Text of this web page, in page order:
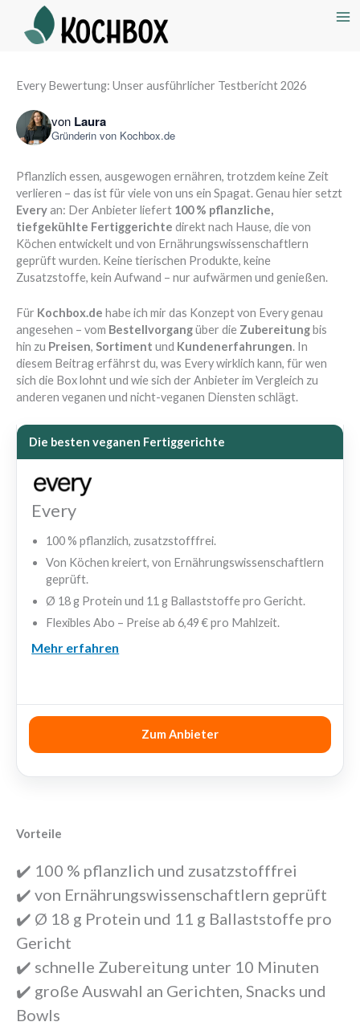
Every Bewertung: Unser ausführlicher Testbericht 2026
von Laura
Gründerin von Kochbox.de
Pflanzlich essen, ausgewogen ernähren, trotzdem keine Zeit
verlieren – das ist für viele von uns ein Spagat. Genau hier setzt
Everyan: Der Anbieter liefert 100 % pflanzliche,
tiefgekühlte Fertiggerichte direkt nach Hause, die von
Köchen entwickelt und von Ernährungswissenschaftlern
geprüft wurden. Keine tierischen Produkte, keine
Zusatzstoffe, kein Aufwand – nur aufwärmen und genießen.
Für Kochbox.de habe ich mir das Konzept von Every genau
angesehen – vom Bestellvorgangüber die Zubereitungbis
hin zu Preisen, Sortiment und Kundenerfahrungen. In
diesem Beitrag erfährst du, was Every wirklich kann, für wen
sich die Box lohnt und wie sich der Anbieter im Vergleich zu
anderen veganen und nicht-veganen Diensten schlägt.
Die besten veganen Fertiggerichte
Every
100 % pflanzlich, zusatzstofffrei.
Von Köchen kreiert, von Ernährungswissenschaftlern
geprüft.
Ø 18 g Protein und 11 g Ballaststoffe pro Gericht.
Flexibles Abo – Preise ab 6,49 € pro Mahlzeit.
Mehr erfahren
Zum Anbieter
Vorteile
✔️ 100 % pflanzlich und zusatzstofffrei
✔️ von Ernährungswissenschaftlern geprüft
✔️ Ø 18 g Protein und 11 g Ballaststoffe pro
Gericht
✔️ schnelle Zubereitung unter 10 Minuten
✔️ große Auswahl an Gerichten, Snacks und
Bowls